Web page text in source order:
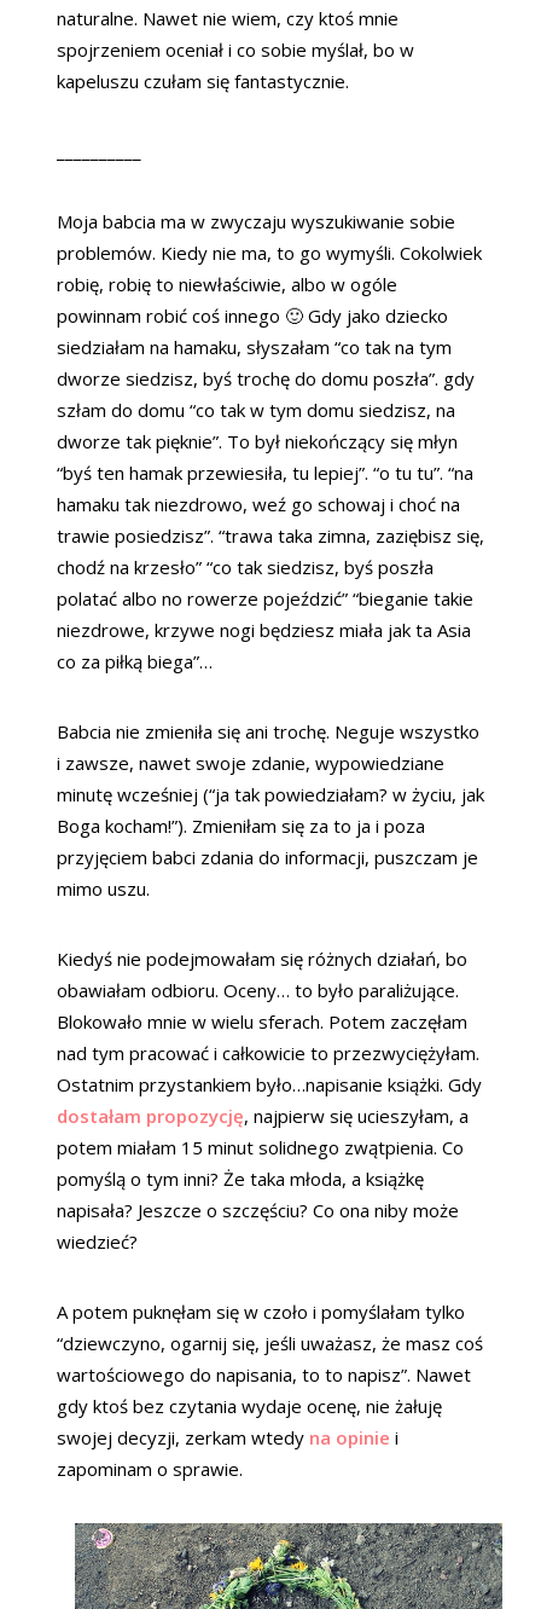
naturalne. Nawet nie wiem, czy ktoś mnie
spojrzeniem oceniał i co sobie myślał, bo w
kapeluszu czułam się fantastycznie.
Moja babcia ma w zwyczaju wyszukiwanie sobie
problemów. Kiedy nie ma, to go wymyśli. Cokolwiek
robię, robię to niewłaściwie, albo w ogóle
powinnam robić coś innego 🙂 Gdy jako dziecko
siedziałam na hamaku, słyszałam “co tak na tym
dworze siedzisz, byś trochę do domu poszła”. gdy
szłam do domu “co tak w tym domu siedzisz, na
dworze tak pięknie”. To był niekończący się młyn
“byś ten hamak przewiesiła, tu lepiej”. “o tu tu”. “na
hamaku tak niezdrowo, weź go schowaj i choć na
trawie posiedzisz”. “trawa taka zimna, zaziębisz się,
chodź na krzesło” “co tak siedzisz, byś poszła
polatać albo no rowerze pojeździć” “bieganie takie
niezdrowe, krzywe nogi będziesz miała jak ta Asia
co za piłką biega”…
Babcia nie zmieniła się ani trochę. Neguje wszystko
i zawsze, nawet swoje zdanie, wypowiedziane
minutę wcześniej (“ja tak powiedziałam? w życiu, jak
Boga kocham!”). Zmieniłam się za to ja i poza
przyjęciem babci zdania do informacji, puszczam je
mimo uszu.
Kiedyś nie podejmowałam się różnych działań, bo
obawiałam odbioru. Oceny… to było paraliżujące.
Blokowało mnie w wielu sferach. Potem zaczęłam
nad tym pracować i całkowicie to przezwyciężyłam.
Ostatnim przystankiem było…napisanie książki. Gdy
dostałam propozycję, najpierw się ucieszyłam, a
potem miałam 15 minut solidnego zwątpienia. Co
pomyślą o tym inni? Że taka młoda, a książkę
napisała? Jeszcze o szczęściu? Co ona niby może
wiedzieć?
A potem puknęłam się w czoło i pomyślałam tylko
“dziewczyno, ogarnij się, jeśli uważasz, że masz coś
wartościowego do napisania, to to napisz”. Nawet
gdy ktoś bez czytania wydaje ocenę, nie żałuję
swojej decyzji, zerkam wtedy na opinie i
zapominam o sprawie.